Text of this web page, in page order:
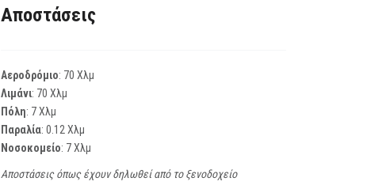
Αποστάσεις
Αεροδρόμιο: 70 Χλμ
Λιμάνι: 70 Χλμ
Πόλη: 7 Χλμ
Παραλία: 0.12 Χλμ
Νοσοκομείο: 7 Χλμ
Αποστάσεις όπως έχουν δηλωθεί από το ξενοδοχείο